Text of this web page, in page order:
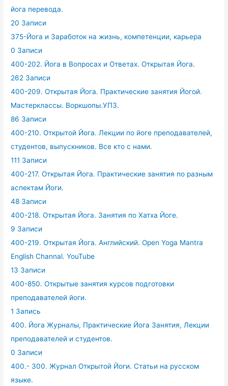
йога перевода.
20 Записи
375-Йога и Заработок на жизнь, компетенции, карьера
0 Записи
400-202. Йога в Вопросах и Ответах. Открытая Йога.
262 Записи
400-209. Открытая Йога. Практические занятия Йогой.
Мастерклассы. Воркшопы.УПЗ.
86 Записи
400-210. Открытой Йога. Лекции по йоге преподавателей,
студентов, выпускников. Все кто с нами.
111 Записи
400-217. Открытая Йога. Практические занятия по разным
аспектам Йоги.
48 Записи
400-218. Открытая Йога. Занятия по Хатха Йоге.
9 Записи
400-219. Открытая Йога. Английский. Open Yoga Mantra
English Channal. YouTube
13 Записи
400-850. Открытые занятия курсов подготовки
преподавателей йоги.
1 Запись
400. Йога Журналы, Практические Йога Занятия, Лекции
преподавателей и студентов.
0 Записи
400.- 300. Журнал Открытой Йоги. Статьи на русском
языке.